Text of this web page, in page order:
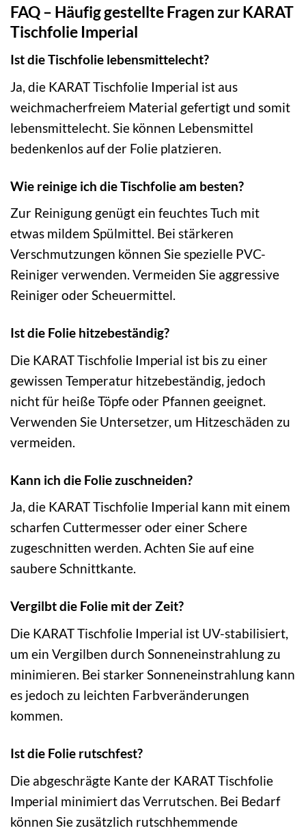
FAQ – Häufig gestellte Fragen zur KARAT
Tischfolie Imperial
Ist die Tischfolie lebensmittelecht?
Ja, die KARAT Tischfolie Imperial ist aus
weichmacherfreiem Material gefertigt und somit
lebensmittelecht. Sie können Lebensmittel
bedenkenlos auf der Folie platzieren.
Wie reinige ich die Tischfolie am besten?
Zur Reinigung genügt ein feuchtes Tuch mit
etwas mildem Spülmittel. Bei stärkeren
Verschmutzungen können Sie spezielle PVC-
Reiniger verwenden. Vermeiden Sie aggressive
Reiniger oder Scheuermittel.
Ist die Folie hitzebeständig?
Die KARAT Tischfolie Imperial ist bis zu einer
gewissen Temperatur hitzebeständig, jedoch
nicht für heiße Töpfe oder Pfannen geeignet.
Verwenden Sie Untersetzer, um Hitzeschäden zu
vermeiden.
Kann ich die Folie zuschneiden?
Ja, die KARAT Tischfolie Imperial kann mit einem
scharfen Cuttermesser oder einer Schere
zugeschnitten werden. Achten Sie auf eine
saubere Schnittkante.
Vergilbt die Folie mit der Zeit?
Die KARAT Tischfolie Imperial ist UV-stabilisiert,
um ein Vergilben durch Sonneneinstrahlung zu
minimieren. Bei starker Sonneneinstrahlung kann
es jedoch zu leichten Farbveränderungen
kommen.
Ist die Folie rutschfest?
Die abgeschrägte Kante der KARAT Tischfolie
Imperial minimiert das Verrutschen. Bei Bedarf
können Sie zusätzlich rutschhemmende